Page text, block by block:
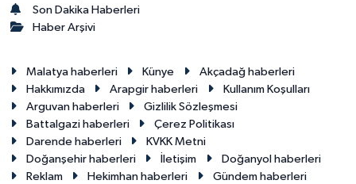
Son Dakika Haberleri
Haber Arşivi
Malatya haberleri Künye
Akçadağ haberleri
Hakkımızda
Arapgir haberleri
Kullanım Koşulları
Arguvan haberleri
Gizlilik Sözleşmesi
Battalgazi haberleri
Çerez Politikası
Darende haberleri
KVKK Metni
Doğanşehir haberleri
İletişim
Doğanyol haberleri
Reklam
Hekimhan haberleri
Gündem haberleri